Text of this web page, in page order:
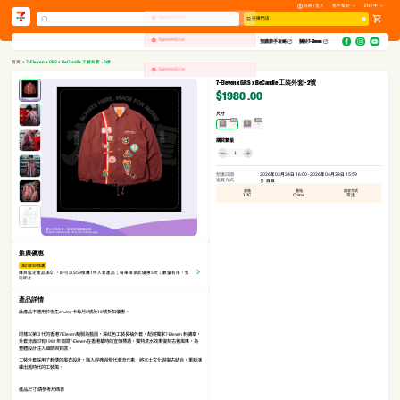
註冊 | 登入 客戶幫助 EN | 中
選擇門店
預購新手攻略​ 關於7-Eleven
首頁 >7-Eleven x GRS x BeCandle 工裝外套 - 2號
推廣優惠
滿$1享$59換購
購買指定產品滿$1，即可以$59換購1件人氣產品；每單限享此優惠5次；數量有限，售
完即止
產品詳情
此產品不適用於恆生enJoy 卡每月8號及18號折扣優惠。
同樣以第３代的香港7-Eleven制服為藍圖，深紅色工裝長袖外套，配襯獨家7-Eleven 刺繡章，
外套背面印有1981年首間7-Eleven在香港幕時的宣傳標語，獨特洗水效果復刻古著風味，為
整體設計注入細節與質感。
工裝外套採用了輕便的風衣設計，融入經典與現代潮流元素，將本土文化與復古結合，重新演
繹出舊時代的工裝風。
產品尺寸:請參考尺碼表
7-Eleven x GRS x BeCandle 工裝外套 - 2號
$1980.00
尺寸
缺貨
2
缺貨
購買數量
預購日期
2026年03月24日 16:00 - 2026年04月28日 15:59
送貨方式
自取
規格
1PC
產地
China
儲存方式
常溫
System Error